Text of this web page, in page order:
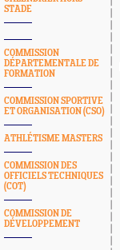
STADE
COMMISSION
DÉPARTEMENTALE DE
FORMATION
COMMISSION SPORTIVE
ET ORGANISATION (CSO)
ATHLÉTISME MASTERS
COMMISSION DES
OFFICIELS TECHNIQUES
(COT)
COMMISSION DE
DÉVELOPPEMENT